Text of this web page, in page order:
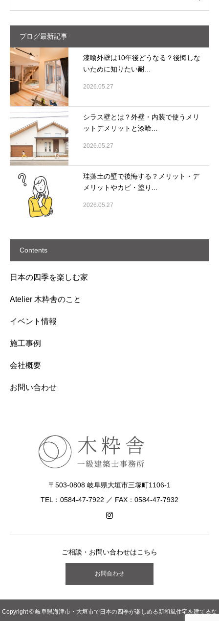
ブログ最新記事
漆喰外壁は10年後どうなる？後悔しな
いために知りたい耐...
2026.05.27
シラス壁とは？外壁・内装で使うメリ
ットデメリットと漆喰...
2026.05.27
珪藻土の壁で後悔する？メリット・デ
メリットやカビ・塗り...
2026.05.27
Contents
日本の四季を楽しむ家
Atelier 木粋舎のこと
イベント情報
施工事例
会社概要
お問い合わせ
〒503-0808 岐阜県大垣市三塚町1106-1
TEL：0584-47-7922 ／ FAX：0584-47-7932
ご相談・お問い合わせはこちら
お問合わせ
Copyright © 岐阜県海津市・大垣市で日本の四季が楽しめる新和風住宅を建てるな